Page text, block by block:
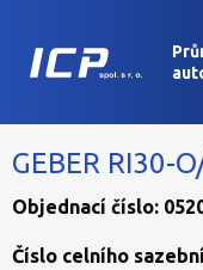
GEBER RI30-
Objednací číslo:
Číslo celního